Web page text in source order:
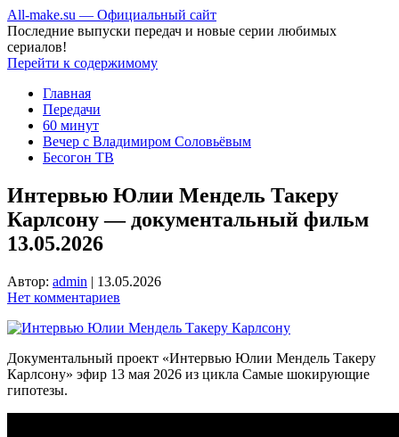
All-make.su — Официальный сайт
Последние выпуски передач и новые серии любимых
сериалов!
Перейти к содержимому
Главная
Передачи
60 минут
Вечер с Владимиром Соловьёвым
Бесогон ТВ
Интервью Юлии Мендель Такеру
Карлсону — документальный фильм
13.05.2026
Автор: admin | 13.05.2026
Нет комментариев
Документальный проект «Интервью Юлии Мендель Такеру
Карлсону» эфир 13 мая 2026 из цикла Самые шокирующие
гипотезы.